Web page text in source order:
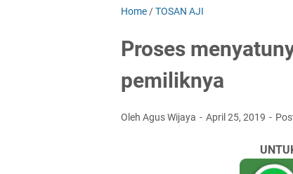
Home /TOSAN AJI
Proses
pemiliknya
Oleh Agus Wijaya April 25, 2019